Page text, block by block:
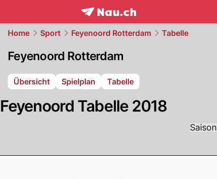
frontpage.NAU.ch
Home Sport Feyenoord Rotterdam Tabelle
Feyenoord Rotterdam
Übersicht Spielplan Tabelle
Feyenoord Tabelle 2018
Saison